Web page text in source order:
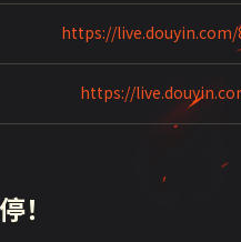
https://live.douyin.com/
https://
！